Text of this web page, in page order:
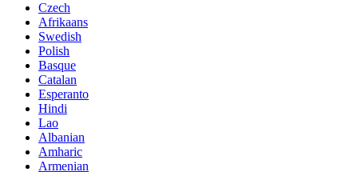
Czech
Afrikaans
Swedish
Polish
Basque
Catalan
Esperanto
Hindi
Lao
Albanian
Amharic
Armenian